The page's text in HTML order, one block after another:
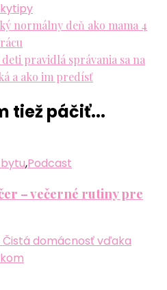
tipy
normálny deň ako mama 4
deti pravidlá správania sa na
a ako im predísť
tiež páčiť...
,Podcast
– večerné rutiny pre